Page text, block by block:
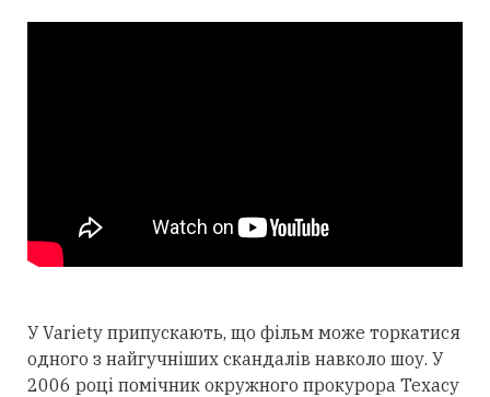
У Variety припускають, що фільм може торкатися
одного з найгучніших скандалів навколо шоу. У
2006 році помічник окружного прокурора Техасу